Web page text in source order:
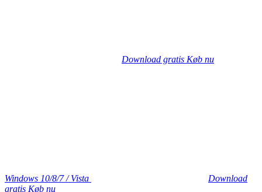
Download gratis Køb nu
Windows 10/8/7 / Vista
Download
gratis Køb nu